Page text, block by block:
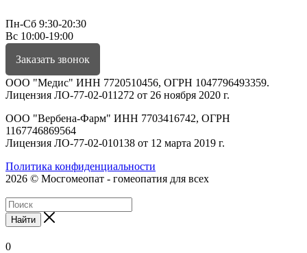
Пн-Сб 9:30-20:30
Вс 10:00-19:00
Заказать звонок
ООО "Медис" ИНН 7720510456, ОГРН 1047796493359.
Лицензия ЛО-77-02-011272 от 26 ноября 2020 г.
ООО "Вербена-Фарм" ИНН 7703416742, ОГРН
1167746869564
Лицензия ЛО-77-02-010138 от 12 марта 2019 г.
Политика конфиденциальности
2026 © Мосгомеопат - гомеопатия для всех
Найти
0